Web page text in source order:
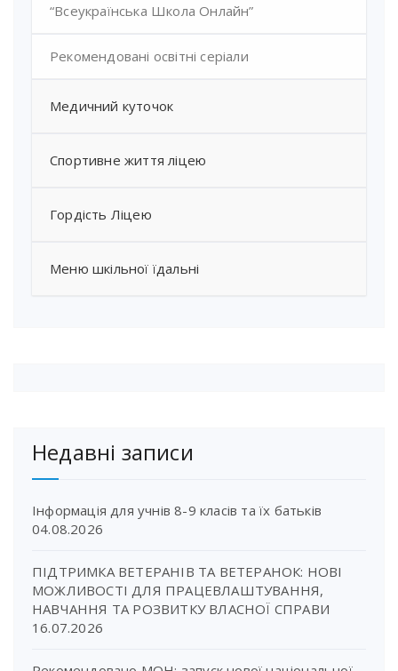
“Всеукраїнська Школа Онлайн”
Рекомендовані освітні серіали
Медичний куточок
Спортивне життя ліцею
Гордість Ліцею
Меню шкільної їдальні
Недавні записи
Інформація для учнів 8-9 класів та їх батьків
04.08.2026
ПІДТРИМКА ВЕТЕРАНІВ ТА ВЕТЕРАНОК: НОВІ
МОЖЛИВОСТІ ДЛЯ ПРАЦЕВЛАШТУВАННЯ,
НАВЧАННЯ ТА РОЗВИТКУ ВЛАСНОЇ СПРАВИ
16.07.2026